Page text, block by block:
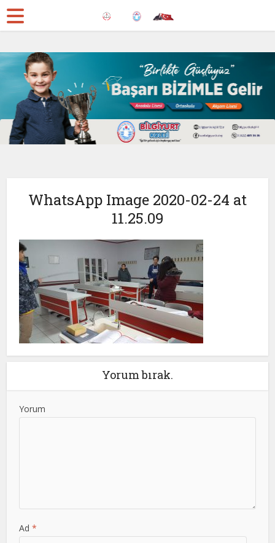
WhatsApp Image 2020-02-24 at
11.25.09
Yorum bırak.
Yorum
Ad*